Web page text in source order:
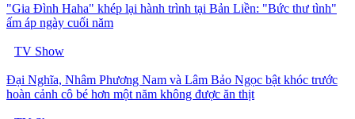
"Gia Đình Haha" khép lại hành trình tại Bản Liền: "Bức thư tình"
ấm áp ngày cuối năm
TV Show
Đại Nghĩa, Nhâm Phương Nam và Lâm Bảo Ngọc bật khóc trước
hoàn cảnh cô bé hơn một năm không được ăn thịt